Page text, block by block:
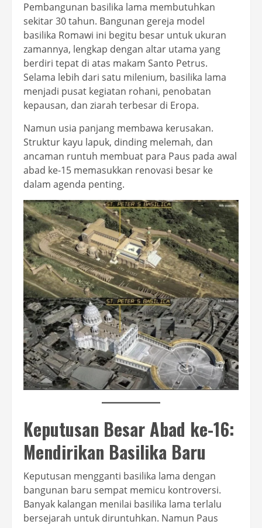
Pembangunan basilika lama membutuhkan
sekitar 30 tahun. Bangunan gereja model
basilika Romawi ini begitu besar untuk ukuran
zamannya, lengkap dengan altar utama yang
berdiri tepat di atas makam Santo Petrus.
Selama lebih dari satu milenium, basilika lama
menjadi pusat kegiatan rohani, penobatan
kepausan, dan ziarah terbesar di Eropa.
Namun usia panjang membawa kerusakan.
Struktur kayu lapuk, dinding melemah, dan
ancaman runtuh membuat para Paus pada awal
abad ke-15 memasukkan renovasi besar ke
dalam agenda penting.
Keputusan Besar Abad ke-16:
Mendirikan Basilika Baru
Keputusan mengganti basilika lama dengan
bangunan baru sempat memicu kontroversi.
Banyak kalangan menilai basilika lama terlalu
bersejarah untuk diruntuhkan. Namun Paus